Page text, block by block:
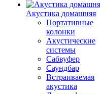
Акустика домашняя
Портативные
колонки
Акустические
системы
Сабвуфер
Саундбар
Встраиваемая
акустика